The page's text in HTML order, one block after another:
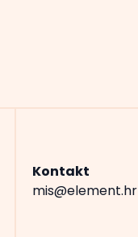
Kontakt
mis@element.hr